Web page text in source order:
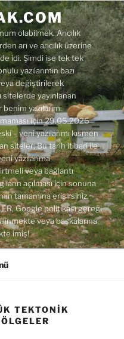
olabilmek. Arıcılık
arı ve arıcılık üzerine
idi. Şimdi ise tek tek
yazılarımın bazı
değiştirilerek
sitelerde yayınlanan
benim yazılarım.
için 29.05.2026
– yeni yazılarımı kısmen
siteler; Bu tarih itibari ile
yazılarıma
veya bağlantı
açılması için sonuna
tamamına erişirsiniz.
Google politikası gereği
veya başkalarına
imiş!
TEKTONIK